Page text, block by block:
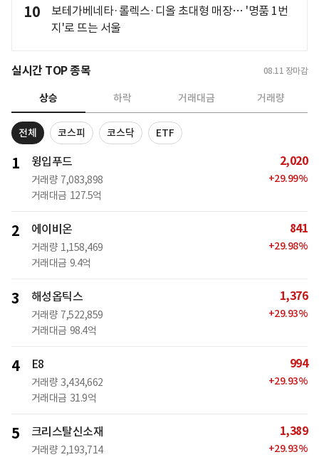
10
보테가베네타·롤렉스·디올 초대형 매장… '명품 1번
지'로 뜨는 서울
실시간 TOP 종목 08.11 장마감
상승 하락 거래대금 거래량
전체 코스피 코스닥 ETF
1 윙입푸드
거래량 7,083,898
거래대금 127.5억
2,020
+29.99%
2 에이비온
거래량 1,158,469
거래대금 9.4억
841
+29.98%
3 해성옵틱스
거래량 7,522,859
거래대금 98.4억
1,376
+29.93%
4 E8
거래량 3,434,662
거래대금 31.9억
994
+29.93%
5 크리스탈신소재
거래량 2,193,714
1,389
+29.93%